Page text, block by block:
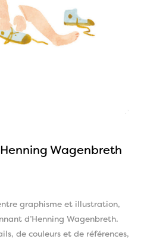
Wagenbreth
graphisme et illustration,
d’Henning Wagenbreth.
de couleurs et de références,